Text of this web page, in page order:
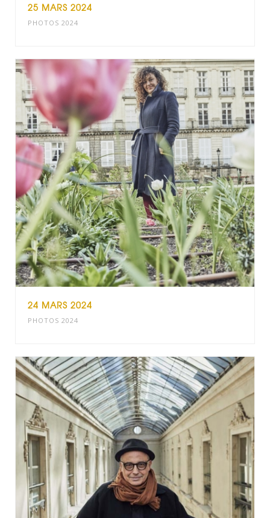
25 MARS 2024
PHOTOS 2024
24 MARS 2024
PHOTOS 2024